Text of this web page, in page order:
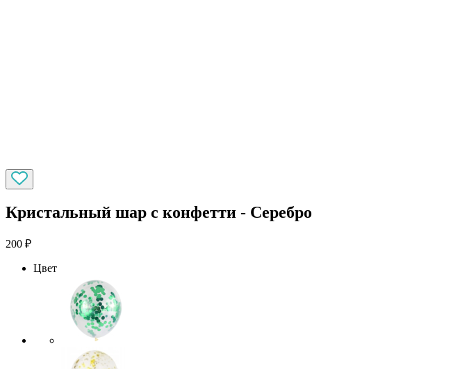
Кристальный шар с конфетти - Серебро
200 ₽
Цвет